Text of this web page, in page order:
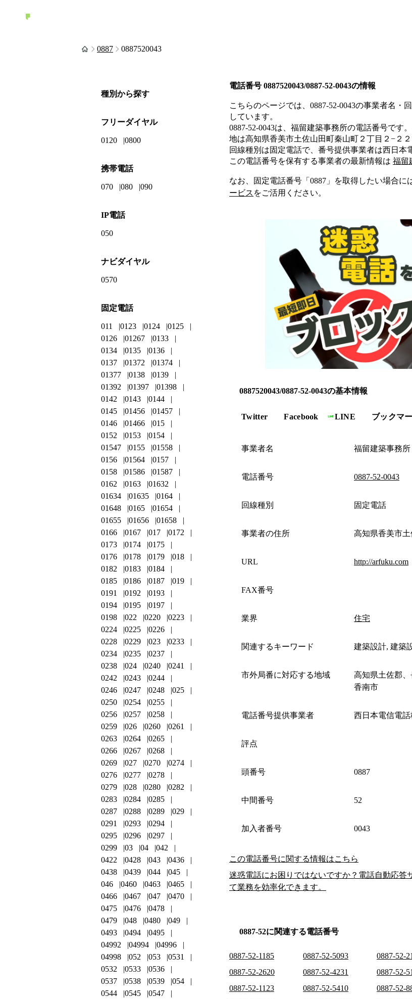
0887 0887520043
電話番号 0887520043/0887-52-0043の情報
こちらのページでは、 0887-52-0043の事業者名・
しています。
0887-52-0043は、 福留建築事務所の電話番号です。
地は高知県香美市土佐山田町秦山町２丁目２−２２
回線種別は固定電話で、番号提供事業者は西日本
この電話番号を保有する事業者の最新情報は 福留
なお、固定電話番号「 0887 」を取得したい場合に
ービス をご活用ください。
0887520043/0887-52-0043の基本情報
Twitter Facebook LINE ブックマ
事業者名 福留建築事務所
電話番号 0887-52-0043
回線種別 固定電話
事業者の住所 高知県香美市
URL http://arfuku.com
FAX番号
業界 住宅
関連するキーワード 建築設計, 建築
市外局番に対応する地域
高知県土佐郡、
香南市
電話番号提供事業者 西日本電信電
評点
頭番号 0887
中間番号 52
加入者番号 0043
この電話番号に関する情報はこちら
迷惑電話にお困りではないですか？電話自動応答
て業務を効率化できます。
0887-52に関連する電話番号
0887-52-1185 0887-52-5093 0887-52-
0887-52-2620
0887-52-4231 0887-52-
0887-52-1123
0887-52-5410 0887-52-
種別から探す
フリーダイヤル
0120 0800
携帯電話
070 080 090
IP電話
050
ナビダイヤル
0570
固定電話
011 0123 0124
0125
0126
01267
0133
0134
0135
0136
0137
01372
01374
01377
0138
0139
01392
01397
01398
0142
0143
0144
0145
01456
01457
0146
01466
015
0152
0153
0154
01547
0155
01558
0156
01564
0157
0158
01586
01587
0162
0163
01632
01634
01635
0164
01648
0165
01654
01655
01656
01658
0166
0167 017
0172
0173
0174
0175
0176
0178 0179
018
0182
0183
0184
0185
0186 0187
019
0191
0192
0193
0194
0195
0197
0198
022 0220
0223
0224
0225
0226
0228
0229 023
0233
0234
0235
0237
0238
024 0240
0241
0242
0243
0244
0246
0247 0248
025
0250
0254
0255
0256
0257
0258
0259
026 0260
0261
0263
0264
0265
0266
0267
0268
0269
027 0270
0274
0276
0277
0278
0279
028 0280
0282
0283
0284
0285
0287
0288 0289
029
0291
0293
0294
0295
0296
0297
0299
03 04
042
0422
0428 043
0436
0438
0439 044
045
046
0460 0463
0465
0466
0467 047
0470
0475
0476
0478
0479
048 0480
049
0493
0494
0495
04992
04994
04996
04998
052 053
0531
0532
0533
0536
0537
0538 0539
054
0544
0545
0547